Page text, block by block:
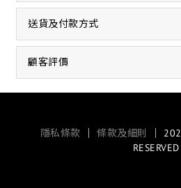
送貨及付款方式
顧客評價
隱私條款 ｜條款及細則
｜
RESERVED